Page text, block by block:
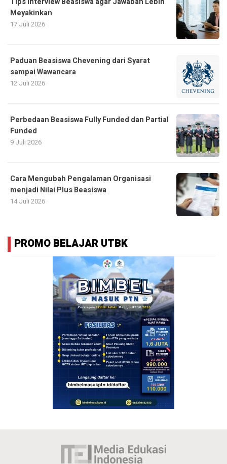
Meyakinkan
17 Juli 2026
Paduan Beasiswa Chevening dari Syarat
sampai Wawancara
12 Juli 2026
Perbedaan Beasiswa Fully Funded dan Partial
Funded
9 Juli 2026
Cara Mengubah Pengalaman Organisasi
menjadi Nilai Plus Beasiswa
14 Juli 2026
PROMO BELAJAR UTBK